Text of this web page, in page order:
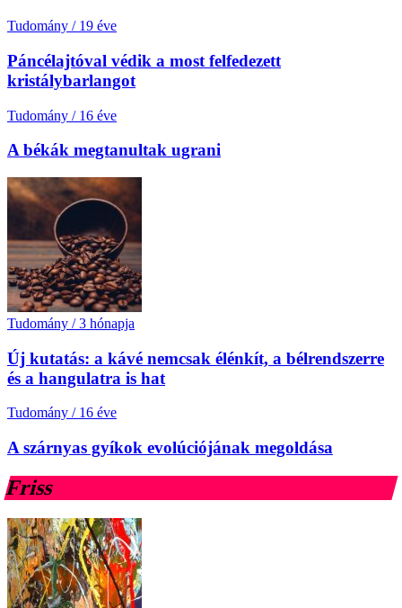
Tudomány / 19 éve
Páncélajtóval védik a most felfedezett
kristálybarlangot
Tudomány / 16 éve
A békák megtanultak ugrani
Tudomány / 3 hónapja
Új kutatás: a kávé nemcsak élénkít, a bélrendszerre
és a hangulatra is hat
Tudomány / 16 éve
A szárnyas gyíkok evolúciójának megoldása
Friss